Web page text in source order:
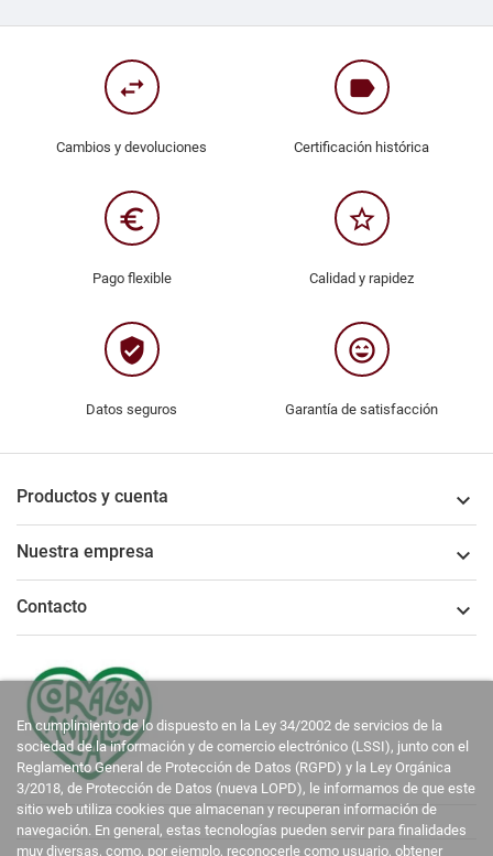
swap_horiz
Cambios y devoluciones
label
Certificación histórica
euro_symbol
Pago flexible
star_border
Calidad y rapidez
verified_user
Datos seguros
sentiment_very_satisfied
Garantía de satisfacción
Productos y cuenta 
Nuestra empresa 
Contacto 
En cumplimiento de lo dispuesto en la Ley 34/2002 de servicios de la
sociedad de la información y de comercio electrónico (LSSI), junto con el
Reglamento General de Protección de Datos (RGPD) y la Ley Orgánica
3/2018, de Protección de Datos (nueva LOPD), le informamos de que este
sitio web utiliza cookies que almacenan y recuperan información de
navegación. En general, estas tecnologías pueden servir para finalidades
muy diversas, como, por ejemplo, reconocerle como usuario, obtener